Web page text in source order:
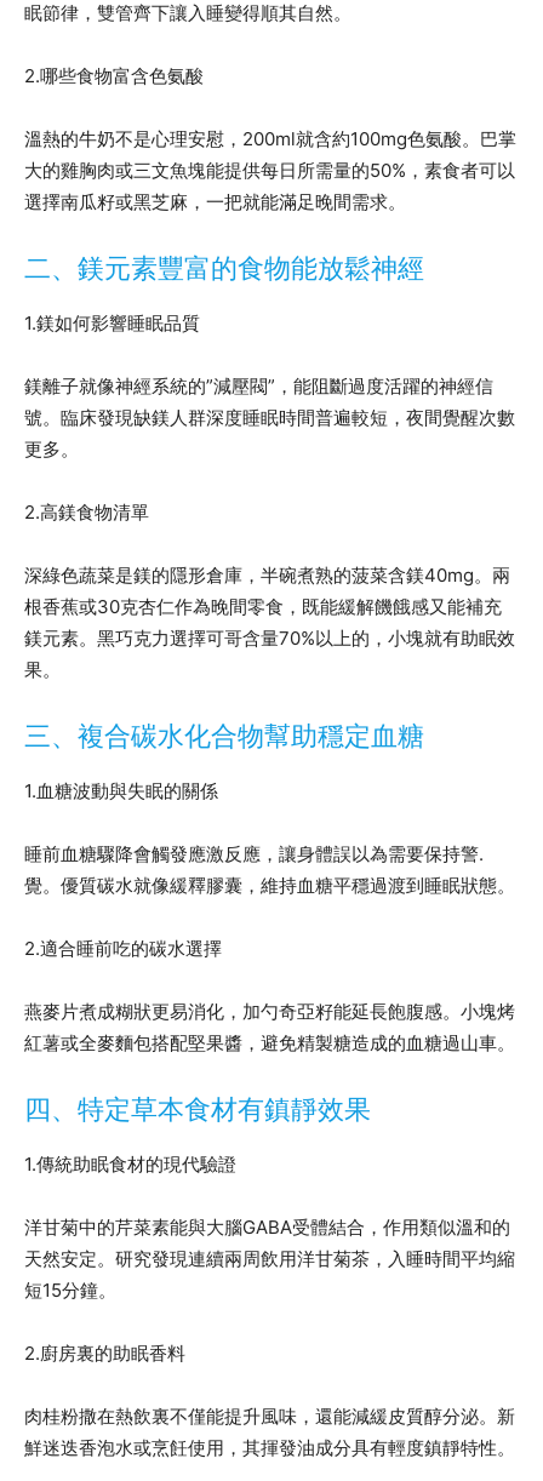
眠節律，雙管齊下讓入睡變得順其自然。
2.哪些食物富含色氨酸
溫熱的牛奶不是心理安慰，200ml就含約100mg色氨酸。巴掌
大的雞胸肉或三文魚塊能提供每日所需量的50%，素食者可以
選擇南瓜籽或黑芝麻，一把就能滿足晚間需求。
二、鎂元素豐富的食物能放鬆神經
1.鎂如何影響睡眠品質
鎂離子就像神經系統的”減壓閥”，能阻斷過度活躍的神經信
號。臨床發現缺鎂人群深度睡眠時間普遍較短，夜間覺醒次數
更多。
2.高鎂食物清單
深綠色蔬菜是鎂的隱形倉庫，半碗煮熟的菠菜含鎂40mg。兩
根香蕉或30克杏仁作為晚間零食，既能緩解饑餓感又能補充
鎂元素。黑巧克力選擇可哥含量70%以上的，小塊就有助眠效
果。
三、複合碳水化合物幫助穩定血糖
1.血糖波動與失眠的關係
睡前血糖驟降會觸發應激反應，讓身體誤以為需要保持警.
覺。優質碳水就像緩釋膠囊，維持血糖平穩過渡到睡眠狀態。
2.適合睡前吃的碳水選擇
燕麥片煮成糊狀更易消化，加勺奇亞籽能延長飽腹感。小塊烤
紅薯或全麥麵包搭配堅果醬，避免精製糖造成的血糖過山車。
四、特定草本食材有鎮靜效果
1.傳統助眠食材的現代驗證
洋甘菊中的芹菜素能與大腦GABA受體結合，作用類似溫和的
天然安定。研究發現連續兩周飲用洋甘菊茶，入睡時間平均縮
短15分鐘。
2.廚房裏的助眠香料
肉桂粉撒在熱飲裏不僅能提升風味，還能減緩皮質醇分泌。新
鮮迷迭香泡水或烹飪使用，其揮發油成分具有輕度鎮靜特性。